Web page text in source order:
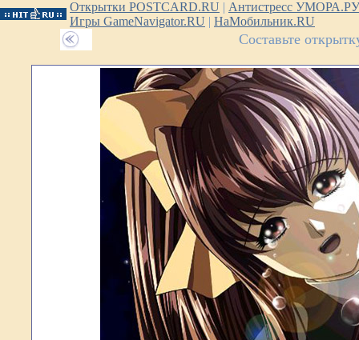
Открытки POSTCARD.RU | Антистресс УМОРА.РУ
Игры GameNavigator.RU | НаМобильник.RU
Составьте